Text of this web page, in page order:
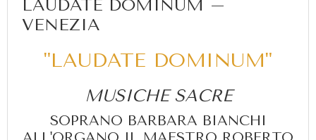
LAUDATE DOMINUM –
VENEZIA
"LAUDATE DOMINUM"
MUSICHE SACRE
SOPRANO BARBARA BIANCHI